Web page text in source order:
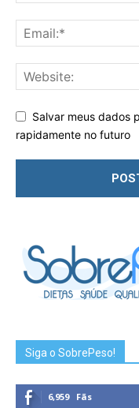
Salvar meus dados
rapidamente no futuro
Siga o SobrePeso!
6,959 Fãs